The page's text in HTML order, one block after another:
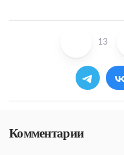
13
Комментарии